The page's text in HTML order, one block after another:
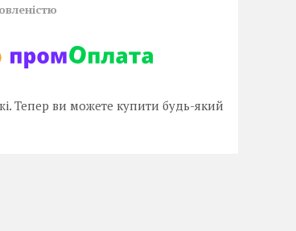
Тепер ви можете купити будь-який